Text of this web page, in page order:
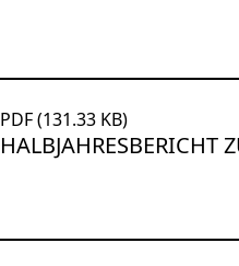
PDF (131.33 KB)
HALBJAHRESBERICHT